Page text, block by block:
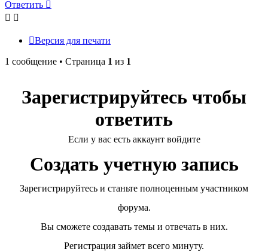
началу
Ответить
Версия для печати
1 сообщение • Страница 1 из 1
Зарегистрируйтесь чтобы
ответить
Если у вас есть аккаунт войдите
Создать учетную запись
Зарегистрируйтесь и станьте полноценным участником
форума.
Вы сможете создавать темы и отвечать в них.
Регистрация займет всего минуту.